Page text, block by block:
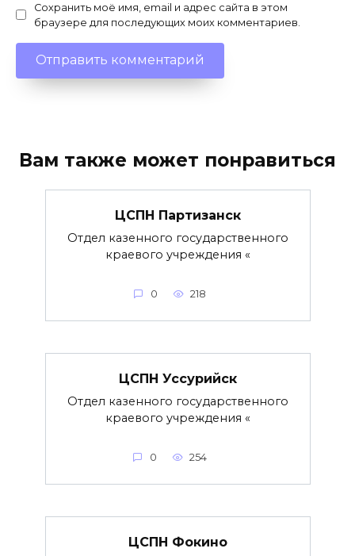
Сохранить моё имя, email и адрес сайта в этом
браузере для последующих моих комментариев.
Вам также может понравиться
ЦСПН Партизанск
Отдел казенного государственного
краевого учреждения «
0 218
ЦСПН Уссурийск
Отдел казенного государственного
краевого учреждения «
0 254
ЦСПН Фокино